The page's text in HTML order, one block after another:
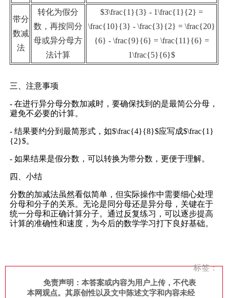
带分
数减
法
转化为假分
数，再按同分
母或异分母方
法计算
$3\frac{1}{3} - 1\frac{1}{2} =
\frac{10}{3} - \frac{3}{2} = \frac{20}
{6} - \frac{9}{6} = \frac{11}{6} =
1\frac{5}{6}$
三、注意事项
- 在进行异分母分数加减时，要确保找到的是最简公分母，
避免不必要的计算。
- 结果要约分到最简形式，如$\frac{4}{8}$应写成$\frac{1}
{2}$。
- 如果结果是假分数，可以转换为带分数，更便于理解。
四、小结
分数的加减法虽然看似简单，但实际操作中需要细心处理
分母和分子的关系。无论是同分母还是异分母，关键在于
统一分母和正确计算分子。通过反复练习，可以逐步提高
计算的准确性和速度，为今后的数学学习打下良好基础。
标签：
免责声明：本答案或内容为用户上传，不代表
本网观点。其原创性以及文中陈述文字和内容未经